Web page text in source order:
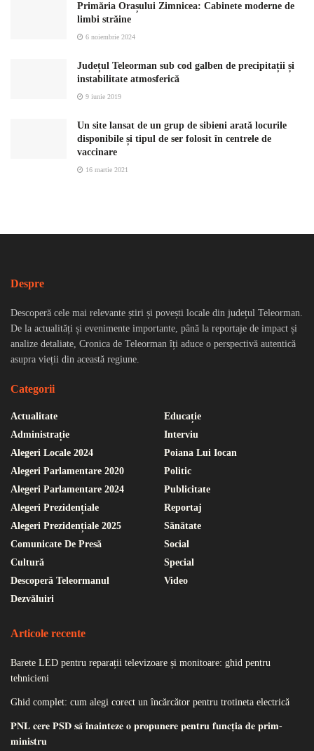
Primăria Orașului Zimnicea: Cabinete moderne de
limbi străine
6 noiembrie 2024
Județul Teleorman sub cod galben de precipitații și
instabilitate atmosferică
9 iunie 2019
Un site lansat de un grup de sibieni arată locurile
disponibile și tipul de ser folosit în centrele de
vaccinare
16 martie 2021
Despre
Descoperă cele mai relevante știri și povești locale din județul Teleorman.
De la actualități și evenimente importante, până la reportaje de impact și
analize detaliate, Cronica de Teleorman îți aduce o perspectivă autentică
asupra vieții din această regiune.
Categorii
Actualitate
Administrație
Alegeri Locale 2024
Alegeri Parlamentare 2020
Alegeri Parlamentare 2024
Alegeri Prezidențiale
Alegeri Prezidențiale 2025
Comunicate De Presă
Cultură
Descoperă Teleormanul
Dezvăluiri
Educație
Interviu
Poiana Lui Iocan
Politic
Publicitate
Reportaj
Sănătate
Social
Special
Video
Articole recente
Barete LED pentru reparații televizoare și monitoare: ghid pentru
tehnicieni
Ghid complet: cum alegi corect un încărcător pentru trotineta electrică
𝐏𝐍𝐋 𝐜𝐞𝐫𝐞 𝐏𝐒𝐃 𝐬𝐚̆ 𝐢̂𝐧𝐚𝐢𝐧𝐭𝐞𝐳𝐞 𝐨 𝐩𝐫𝐨𝐩𝐮𝐧𝐞𝐫𝐞 𝐩𝐞𝐧𝐭𝐫𝐮 𝐟𝐮𝐧𝐜𝐭̦𝐢𝐚 𝐝𝐞 𝐩𝐫𝐢𝐦-
𝐦𝐢𝐧𝐢𝐬𝐭𝐫𝐮